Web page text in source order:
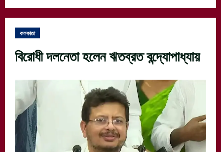
কলকাতা
বিরোধী দলনেতা হলেন ঋতব্রত বন্দ্যোপাধ্যায়